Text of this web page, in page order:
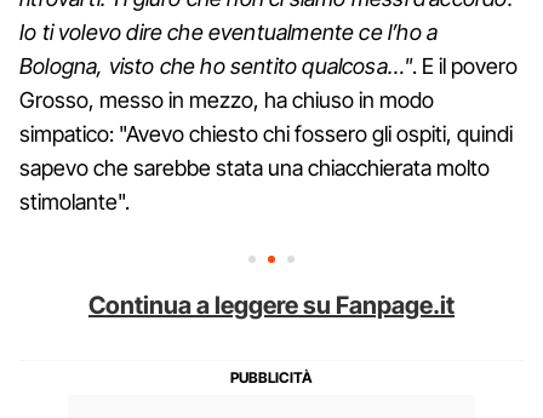
Io ti volevo dire che eventualmente ce l’ho a
Bologna, visto che ho sentito qualcosa…". E il povero
Grosso, messo in mezzo, ha chiuso in modo
simpatico: "Avevo chiesto chi fossero gli ospiti, quindi
sapevo che sarebbe stata una chiacchierata molto
stimolante".
Continua a leggere su Fanpage.it